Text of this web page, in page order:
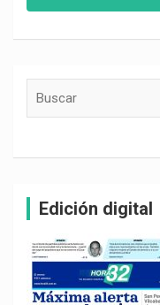
Edición digital